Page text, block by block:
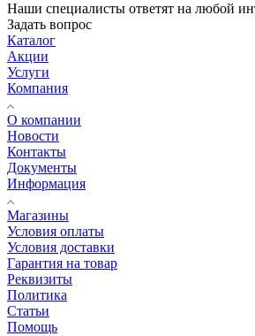
Наши специалисты ответят на любой
Задать вопрос
Каталог
Акции
Услуги
Компания
О компании
Новости
Контакты
Документы
Информация
Магазины
Условия оплаты
Условия доставки
Гарантия на товар
Реквизиты
Политика
Статьи
Помощь